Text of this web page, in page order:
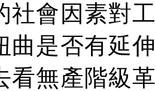
社會因素對
曲是否有延
看無產階級